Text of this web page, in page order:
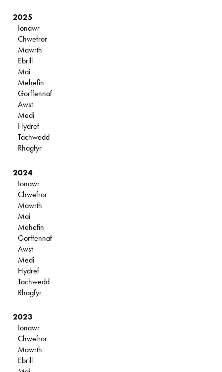
2025
Ionawr
Chwefror
Mawrth
Ebrill
Mai
Mehefin
Gorffennaf
Awst
Medi
Hydref
Tachwedd
Rhagfyr
2024
Ionawr
Chwefror
Mawrth
Mai
Mehefin
Gorffennaf
Awst
Medi
Hydref
Tachwedd
Rhagfyr
2023
Ionawr
Chwefror
Mawrth
Ebrill